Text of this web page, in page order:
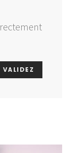
VALIDEZ